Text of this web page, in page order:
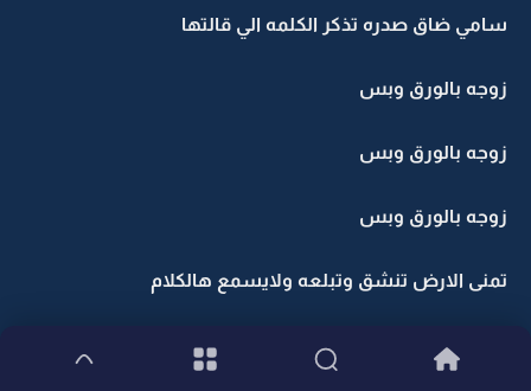
سامي ضاق صدره تذكر الكلمه الي قالتها
زوجه بالورق وبس
زوجه بالورق وبس
زوجه بالورق وبس
تمنى الارض تنشق وتبلعه ولايسمع هالكلام
سامي انتي بديتي ياريناد والبادي اظلم ماراح اغصب على شي